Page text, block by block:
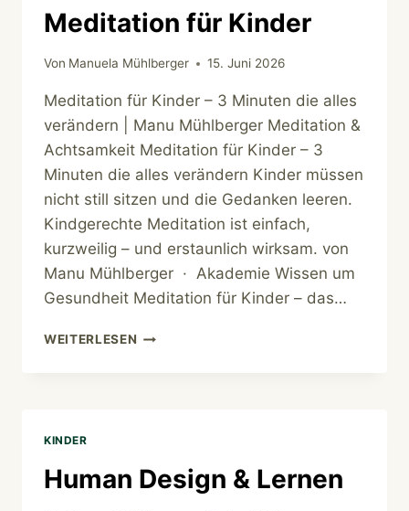
Meditation für Kinder
Von Manuela Mühlberger 15. Juni 2026
Meditation für Kinder – 3 Minuten die alles
verändern | Manu Mühlberger Meditation &
Achtsamkeit Meditation für Kinder – 3
Minuten die alles verändern Kinder müssen
nicht still sitzen und die Gedanken leeren.
Kindgerechte Meditation ist einfach,
kurzweilig – und erstaunlich wirksam. von
Manu Mühlberger · Akademie Wissen um
Gesundheit Meditation für Kinder – das…
WEITERLESEN MEDITATION
KINDER
Human Design & Lernen